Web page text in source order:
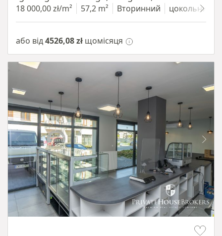
18 000,00 zł/m² 57,2 m² Вторинний цокольний
або від4526,08 zł щомісяця